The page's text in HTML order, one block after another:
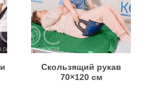
Скользящий рукав
70×120 см